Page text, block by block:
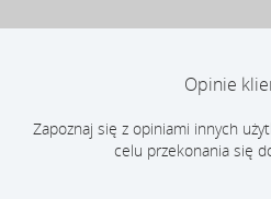
Opinie
Zapoznaj się z opiniami innych
celu przekonania się